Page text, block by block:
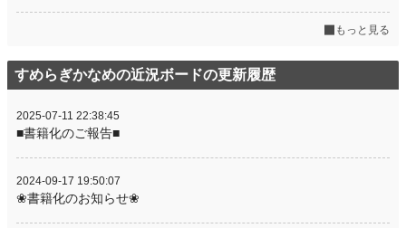
もっと見る
すめらぎかなめの近況ボードの更新履歴
2025-07-11 22:38:45
■書籍化のご報告■
2024-09-17 19:50:07
❀書籍化のお知らせ❀